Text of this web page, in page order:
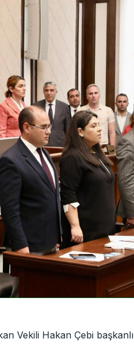
Vekili Hakan Çebi